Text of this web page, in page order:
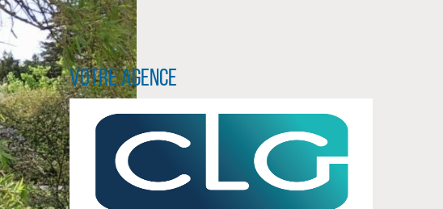
Votre agence